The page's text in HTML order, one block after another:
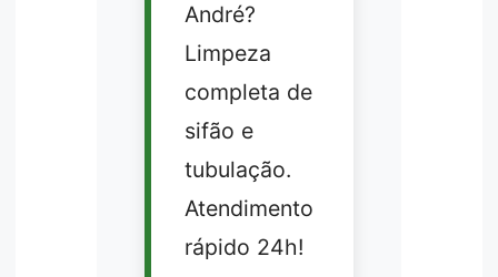
André?
Limpeza
completa de
sifão e
tubulação.
Atendimento
rápido 24h!